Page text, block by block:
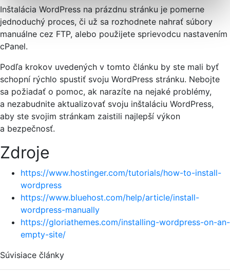
Inštalácia WordPress na prázdnu stránku je pomerne
jednoduchý proces, či už sa rozhodnete nahrať súbory
manuálne cez FTP, alebo použijete sprievodcu nastavením
cPanel.
Podľa krokov uvedených v tomto článku by ste mali byť
schopní rýchlo spustiť svoju WordPress stránku. Nebojte
sa požiadať o pomoc, ak narazíte na nejaké problémy,
a nezabudnite aktualizovať svoju inštaláciu WordPress,
aby ste svojim stránkam zaistili najlepší výkon
a bezpečnosť.
Zdroje
https://www.hostinger.com/tutorials/how-to-install-
wordpress
https://www.bluehost.com/help/article/install-
wordpress-manually
https://gloriathemes.com/installing-wordpress-on-an-
empty-site/
Súvisiace články